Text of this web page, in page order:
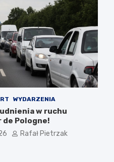
WYDARZENIA
w ruchu
de Pologne!
Rafał Pietrzak